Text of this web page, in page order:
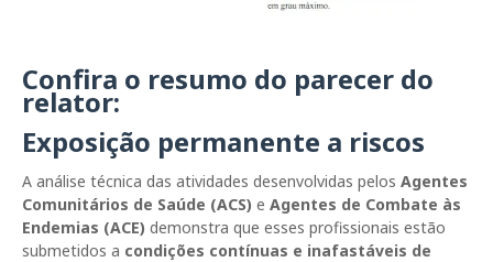
Confira o resumo do parecer do
relator:
Exposição permanente a riscos
A análise técnica das atividades desenvolvidas pelos Agentes
Comunitários de Saúde (ACS) e Agentes de Combate às
Endemias (ACE) demonstra que esses profissionais estão
submetidos a condições contínuas e inafastáveis de